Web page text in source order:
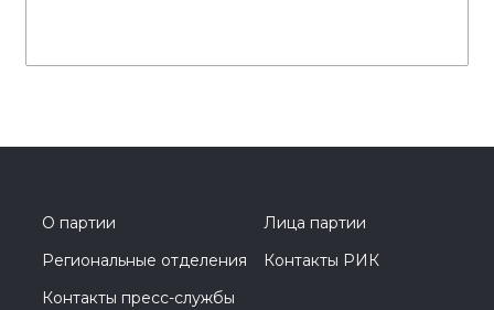
О партии
Лица партии
Региональные отделения
Контакты РИК
Контакты пресс-службы